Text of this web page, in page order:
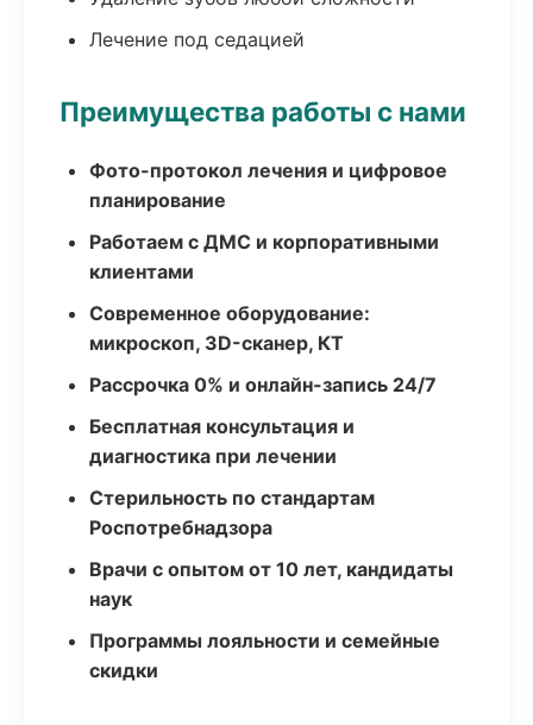
Лечение под седацией
Преимущества работы с нами
Фото-протокол лечения и цифровое
планирование
Работаем с ДМС и корпоративными
клиентами
Современное оборудование:
микроскоп, 3D-сканер, КТ
Рассрочка 0% и онлайн-запись 24/7
Бесплатная консультация и
диагностика при лечении
Стерильность по стандартам
Роспотребнадзора
Врачи с опытом от 10 лет, кандидаты
наук
Программы лояльности и семейные
скидки